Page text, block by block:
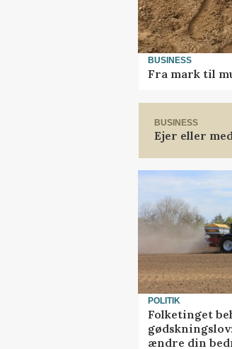
BUSINESS
Fra mark til
BUSINESS
Ejer eller
POLITIK
Folketinget
ændre din